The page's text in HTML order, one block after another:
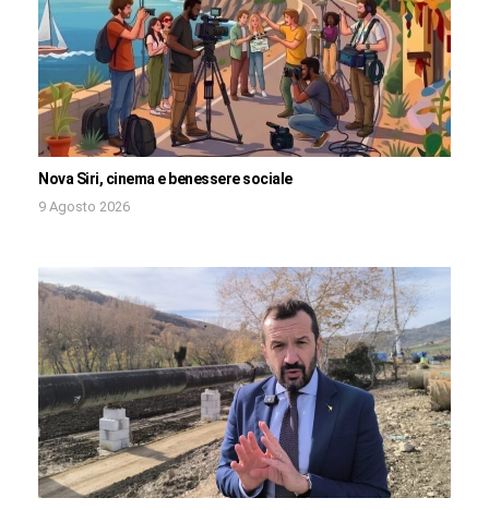
Nova Siri, cinema e benessere sociale
9 Agosto 2026